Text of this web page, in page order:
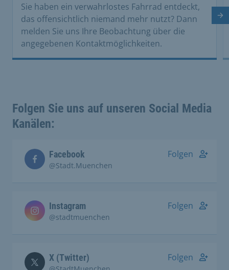
Sie haben ein verwahrlostes Fahrrad entdeckt,
das offensichtlich niemand mehr nutzt? Dann
melden Sie uns Ihre Beobachtung über die
angegebenen Kontaktmöglichkeiten.
Folgen Sie uns auf unseren Social Media
Kanälen:
Facebook
@Stadt.Muenchen
Folgen
Instagram
@stadtmuenchen
Folgen
X (Twitter) Folgen